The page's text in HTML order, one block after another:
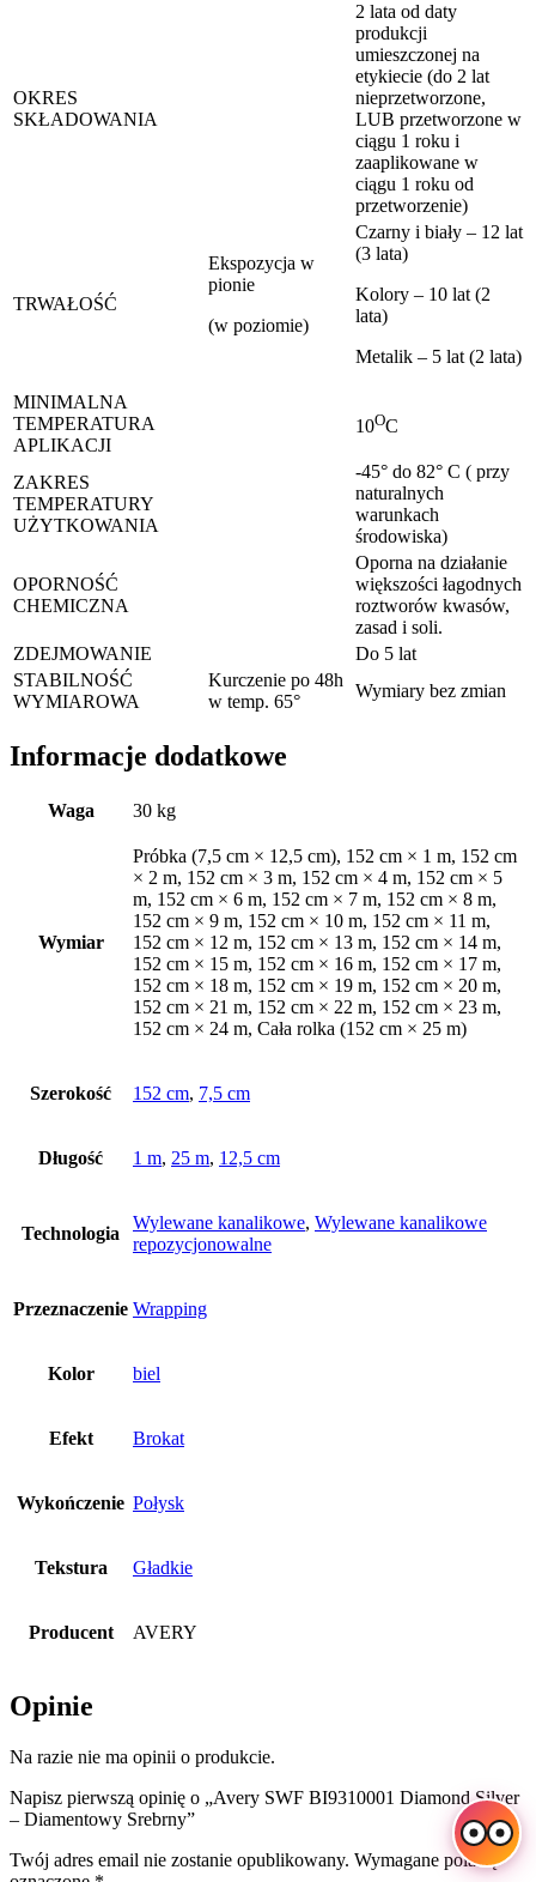
OKRES
SKŁADOWANIA
2 lata od daty
produkcji
umieszczonej na
etykiecie (do 2 lat
nieprzetworzone,
LUB przetworzone w
ciągu 1 roku i
zaaplikowane w
ciągu 1 roku od
przetworzenie)
TRWAŁOŚĆ
Ekspozycja w
pionie
(w poziomie)
Czarny i biały – 12 lat
(3 lata)
Kolory – 10 lat (2
lata)
Metalik – 5 lat (2 lata)
MINIMALNA
TEMPERATURA
APLIKACJI
10OC
ZAKRES
TEMPERATURY
UŻYTKOWANIA
-45° do 82° C ( przy
naturalnych
warunkach
środowiska)
OPORNOŚĆ
CHEMICZNA
Oporna na działanie
większości łagodnych
roztworów kwasów,
zasad i soli.
ZDEJMOWANIE
Do 5 lat
STABILNOŚĆ
WYMIAROWA
Kurczenie po 48h
w temp. 65°
Wymiary bez zmian
Informacje dodatkowe
Waga 30 kg
Wymiar
Próbka (7,5 cm × 12,5 cm), 152 cm × 1 m, 152 cm
× 2 m, 152 cm × 3 m, 152 cm × 4 m, 152 cm × 5
m, 152 cm × 6 m, 152 cm × 7 m, 152 cm × 8 m,
152 cm × 9 m, 152 cm × 10 m, 152 cm × 11 m,
152 cm × 12 m, 152 cm × 13 m, 152 cm × 14 m,
152 cm × 15 m, 152 cm × 16 m, 152 cm × 17 m,
152 cm × 18 m, 152 cm × 19 m, 152 cm × 20 m,
152 cm × 21 m, 152 cm × 22 m, 152 cm × 23 m,
152 cm × 24 m, Cała rolka (152 cm × 25 m)
Szerokość 152 cm, 7,5 cm
Długość 1 m, 25 m, 12,5 cm
Technologia
Wylewane kanalikowe, Wylewane kanalikowe
repozycjonowalne
Przeznaczenie Wrapping
Kolor biel
Efekt Brokat
Wykończenie Połysk
Tekstura Gładkie
Producent AVERY
Opinie
Na razie nie ma opinii o produkcie.
Napisz pierwszą opinię o „Avery SWF BI9310001 Diamond Silver
– Diamentowy Srebrny”
Twój adres email nie zostanie opublikowany. Wymagane pola są